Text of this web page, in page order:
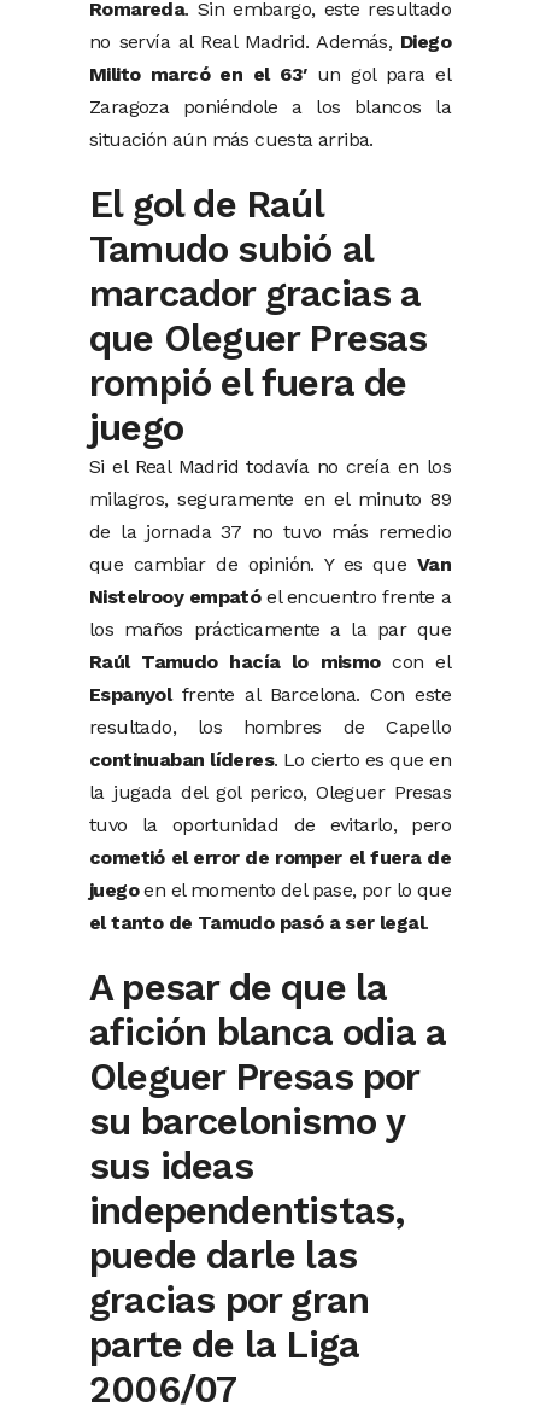
Romareda. Sin embargo, este resultado
no servía al Real Madrid. Además, Diego
Milito marcó en el 63′un gol para el
Zaragoza poniéndole a los blancos la
situación aún más cuesta arriba.
El gol de Raúl
Tamudo subió al
marcador gracias a
que Oleguer Presas
rompió el fuera de
juego
Si el Real Madrid todavía no creía en los
milagros, seguramente en el minuto 89
de la jornada 37 no tuvo más remedio
que cambiar de opinión. Y es que Van
Nistelrooy empatóel encuentro frente a
los maños prácticamente a la par que
Raúl Tamudo hacía lo mismocon el
Espanyolfrente al Barcelona. Con este
resultado, los hombres de Capello
continuaban líderes. Lo cierto es que en
la jugada del gol perico, Oleguer Presas
tuvo la oportunidad de evitarlo, pero
cometió el error de romper el fuera de
juegoen el momento del pase, por lo que
el tanto de Tamudo pasó a ser legal.
A pesar de que la
afición blanca odia a
Oleguer Presas por
su barcelonismo y
sus ideas
independentistas,
puede darle las
gracias por gran
parte de la Liga
2006/07